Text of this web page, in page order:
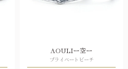
AOULIー空ー
プライベートビーチ